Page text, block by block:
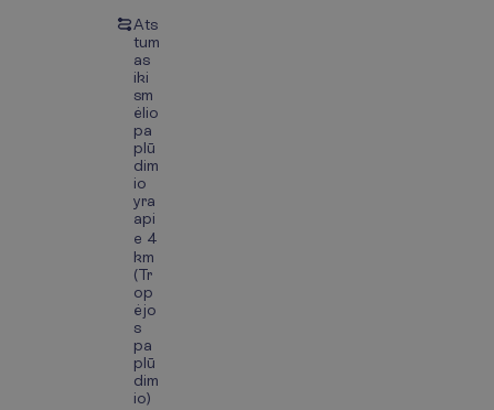
Ats
tum
as
iki
sm
ėlio
pa
plū
dim
io
yra
api
e 4
km
(Tr
op
ėjo
s
pa
plū
dim
io)